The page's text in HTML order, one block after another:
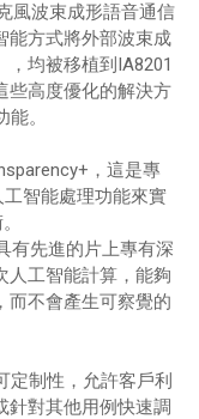
風波束成形語音通信
能方式將外部波束成
均被移植到IA8201
些高度優化的解決方
。
，這是專
智能處理功能來實
有先進的片上專有深
人工智能計算，能夠
而不會產生可察覺的
定制性，允許客戶利
針對其他用例快速調